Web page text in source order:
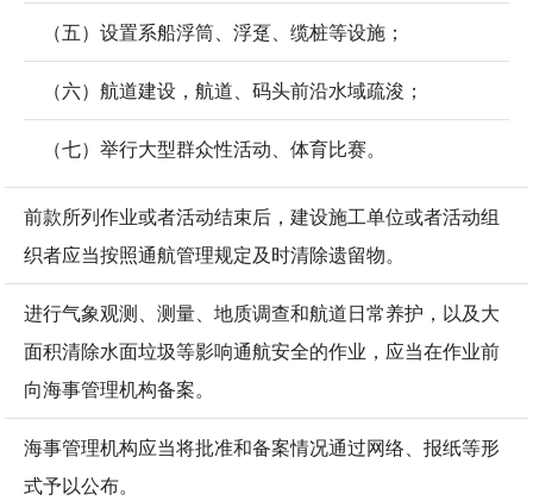
（五）设置系船浮筒、浮趸、缆桩等设施；
（六）航道建设，航道、码头前沿水域疏浚；
（七）举行大型群众性活动、体育比赛。
前款所列作业或者活动结束后，建设施工单位或者活动组
织者应当按照通航管理规定及时清除遗留物。
进行气象观测、测量、地质调查和航道日常养护，以及大
面积清除水面垃圾等影响通航安全的作业，应当在作业前
向海事管理机构备案。
海事管理机构应当将批准和备案情况通过网络、报纸等形
式予以公布。